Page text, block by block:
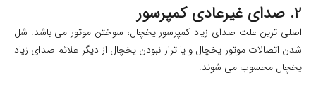
2. صدای غیرعادی کمپرسور
اصلی ترین علت صدای زیاد کمپرسور یخچال، سوختن موتور می باشد. شل
شدن اتصالات موتور یخچال و یا تراز نبودن یخچال از دیگر علائم صدای زیاد
یخچال محسوب می شوند.